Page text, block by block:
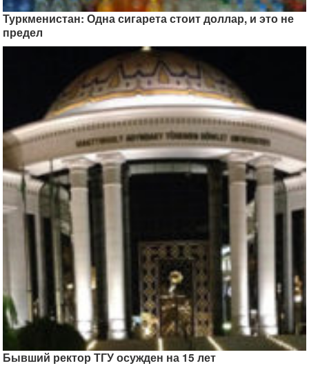
Туркменистан: Одна сигарета стоит доллар, и это не
предел
Бывший ректор ТГУ осужден на 15 лет